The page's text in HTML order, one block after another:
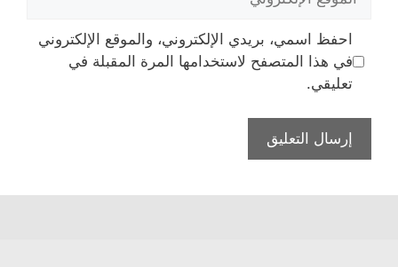
الإلكتروني
احفظ اسمي، بريدي الإلكتروني، والموقع الإلكتروني
في هذا المتصفح لاستخدامها المرة المقبلة في
تعليقي.